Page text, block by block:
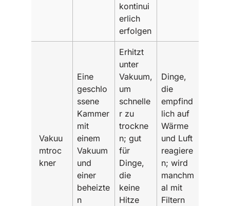
kontinui
erlich
erfolgen
Vakuu
mtroc
kner
Eine
geschlo
ssene
Kammer
mit
einem
Vakuum
und
einer
beheizte
n
Erhitzt
unter
Vakuum,
um
schnelle
r zu
trockne
n; gut
für
Dinge,
die
keine
Hitze
Dinge,
die
empfind
lich auf
Wärme
und Luft
reagiere
n; wird
manchm
al mit
Filtern